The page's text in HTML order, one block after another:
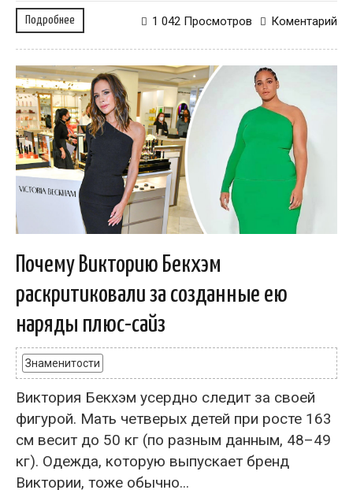
Подробнее Коментарий
1 042 Просмотров
Почему Викторию Бекхэм
раскритиковали за созданные ею
наряды плюс-сайз
Знаменитости
Виктория Бекхэм усердно следит за своей
фигурой. Мать четверых детей при росте 163
см весит до 50 кг (по разным данным, 48–49
кг). Одежда, которую выпускает бренд
Виктории, тоже обычно...